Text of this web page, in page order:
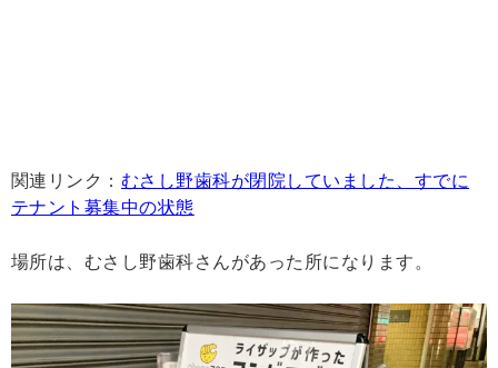
関連リンク： むさし野歯科が閉院していました、すでに
テナント募集中の状態
場所は、むさし野歯科さんがあった所になります。